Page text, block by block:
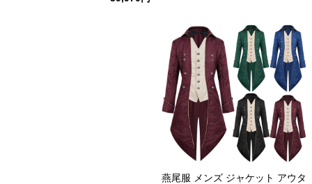
燕尾服 メンズ ジャケット アウタ